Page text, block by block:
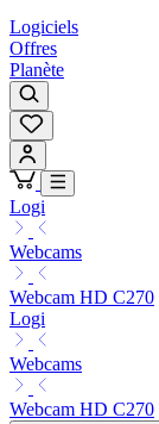
Logiciels
Offres
Planète
Logi
Webcams
Webcam HD C270
Logi
Webcams
Webcam HD C270